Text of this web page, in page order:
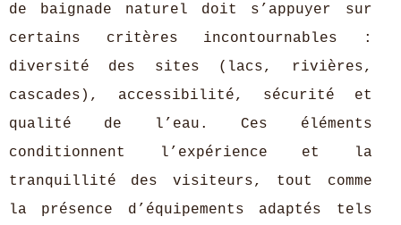
de baignade naturel doit s’appuyer sur
certains critères incontournables :
diversité des sites (lacs, rivières,
cascades), accessibilité, sécurité et
qualité de l’eau. Ces éléments
conditionnent l’expérience et la
tranquillité des visiteurs, tout comme
la présence d’équipements adaptés tels